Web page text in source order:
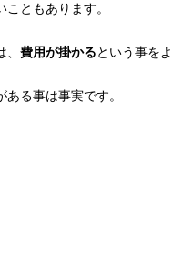
ともあります。
、 費用が掛かる という事をよ
る事は事実です。